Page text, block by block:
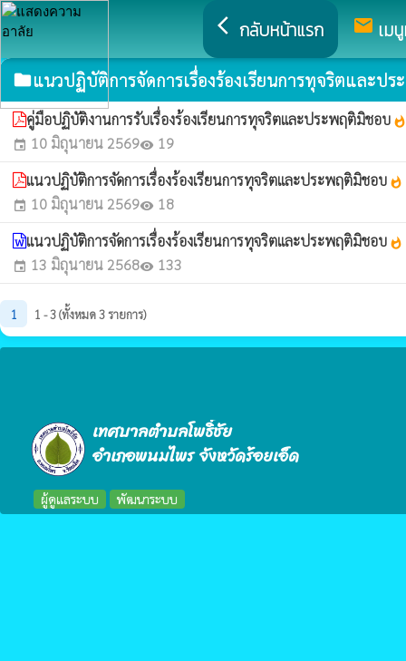
arrow_back_ios กลับหน้าแรก mail เม
folderแนวปฏิบัติการจัดการเรื่องร้องเรียนการทุจริตและป
คู่มือปฏิบัติงานการรับเรื่องร้องเรียนการทุจริตและประพฤติมิชอบ whatshot
event 10 มิถุนายน 2569visibility 19
แนวปฏิบัติการจัดการเรื่องร้องเรียนการทุจริตและประพฤติมิชอบ whatshot
event 10 มิถุนายน 2569visibility 18
แนวปฏิบัติการจัดการเรื่องร้องเรียนการทุจริตและประพฤติมิชอบ whatshot
event 13 มิถุนายน 2568visibility 133
1 1 - 3 (ทั้งหมด 3 รายการ)
เทศบาลตำบลโพธิ์ชัย
อำเภอพนมไพร จังหวัดร้อยเอ็ด
ผู้ดูแลระบบ พัฒนาระบบ